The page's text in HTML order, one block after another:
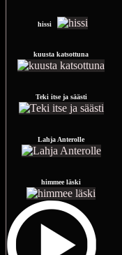
hissi
kuusta katsottuna
Teki itse ja säästi
Lahja Anterolle
himmee läski